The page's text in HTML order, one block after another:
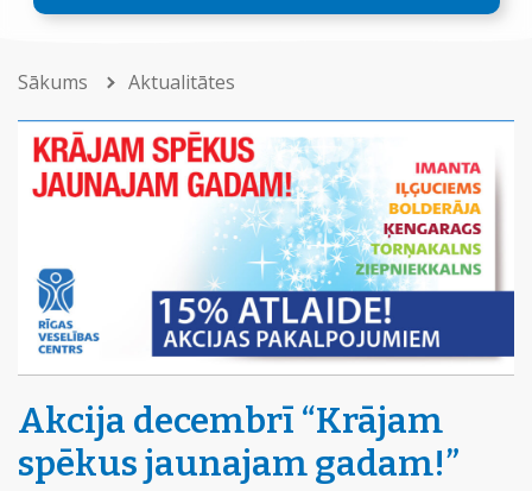
Sākums Aktualitātes
Akcija decembrī “Krājam
spēkus jaunajam gadam!”